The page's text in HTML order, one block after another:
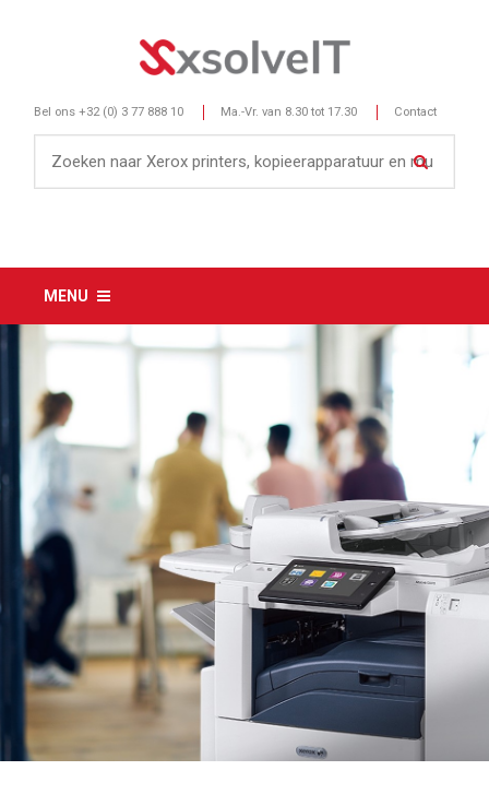
Bel ons +32 (0) 3 77 888 10 Ma.-Vr. van 8.30 tot 17.30 Contact
MENU